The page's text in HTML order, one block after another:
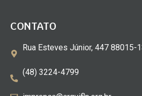
CONTATO
Rua Esteves Júnior, 447 88015-
(48) 3224-4799